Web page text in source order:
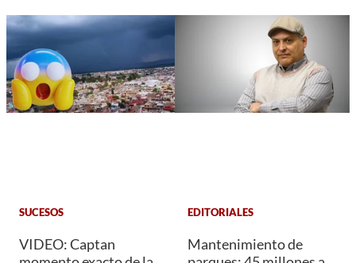
SUCESOS
VIDEO: Captan
EDITORIALES
Mantenimiento de